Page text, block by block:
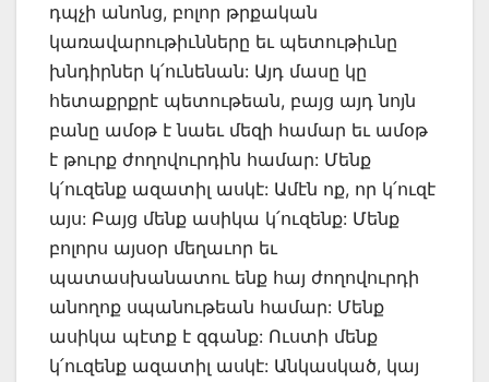
դպչի անոնց, բոլոր թրքական
կառավարութիւնները եւ պետութիւնը
խնդիրներ կ՛ունենան: Այդ մասը կը
հետաքրքրէ պետութեան, բայց այդ նոյն
բանը ամօթ է նաեւ մեզի համար եւ ամօթ
է թուրք ժողովուրդին համար: Մենք
կ՛ուզենք ազատիլ ասկէ: Ամէն ոք, որ կ՛ուզէ
այս: Բայց մենք ասիկա կ՛ուզենք: Մենք
բոլորս այսօր մեղաւոր եւ
պատասխանատու ենք հայ ժողովուրդի
անողոք սպանութեան համար: Մենք
ասիկա պէտք է զգանք: Ուստի մենք
կ՛ուզենք ազատիլ ասկէ: Անկասկած, կայ